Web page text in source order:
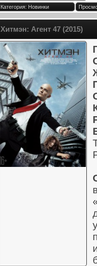
Категория: Новинки
Хитмэн: Агент 47 (2015)